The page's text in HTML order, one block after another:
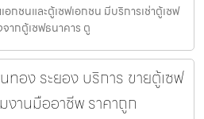
กชนและตู้เซฟเอกชน มีบริการเช่าตู้เซฟ
ากตู้เซฟธนาคาร ตู
ทอง ระยอง บริการ ขายตู้เซฟ
านมืออาชีพ ราคาถูก